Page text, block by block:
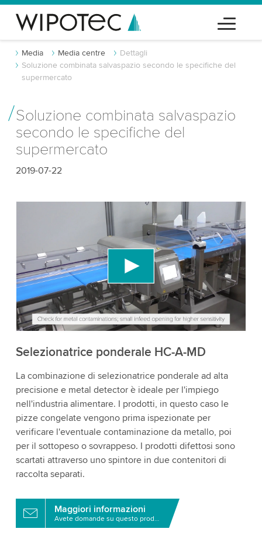
Media Media centre
Dettagli
Soluzione combinata salvaspazio secondo le specifiche del
supermercato
Soluzione combinata salvaspazio
secondo le specifiche del
supermercato
2019-07-22
Abbiamo bisogno del tuo consenso per
caricare il servizio video di YouTube!
Utilizziamo un servizio di terze parti per
incorporare contenuti video che potrebbe
raccogliere dati sulla tua attività. Per favore, rivedi
i dettagli e accetta il servizio per guardare questo
video.
Selezionatrice ponderale HC-A-MD
La combinazione di selezionatrice ponderale ad alta
precisione e metal detector è ideale per l'impiego
nell'industria alimentare. I prodotti, in questo caso le
pizze congelate vengono prima ispezionate per
verificare l'eventuale contaminazione da metallo, poi
per il sottopeso o sovrappeso. I prodotti difettosi sono
scartati attraverso uno spintore in due contenitori di
raccolta separati.
Maggiori informazioni
Avete domande su questo prodotto?